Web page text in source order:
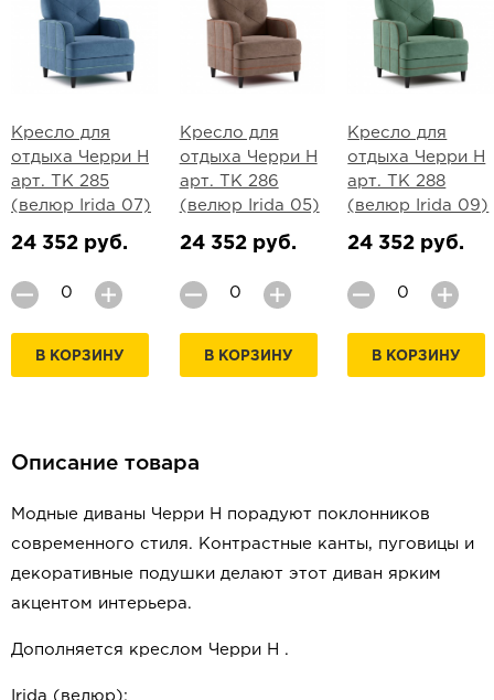
Кресло для
отдыха Черри Н
арт. ТК 285
(велюр Irida 07)
24 352 руб.
В КОРЗИНУ
Кресло для
отдыха Черри Н
арт. ТК 286
(велюр Irida 05)
24 352 руб.
В КОРЗИНУ
Кресло для
отдыха Черри Н
арт. ТК 288
(велюр Irida 09)
24 352 руб.
В КОРЗИНУ
Описание товара
Модные диваны Черри Н порадуют поклонников
современного стиля. Контрастные канты, пуговицы и
декоративные подушки делают этот диван ярким
акцентом интерьера.
Дополняется креслом Черри Н .
Irida (велюр):